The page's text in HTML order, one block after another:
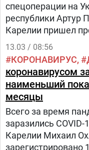
спецоперации на
республики Артур
Карелии пришел
Кириллом
спецоперации на
Парфенчиков
республики,
российских войск
села Деревянное
командиром
взвода, сообщил
как погиб на
13.03 / 08:56
КОРОНАВИРУС
коронавирусом
наименьший
месяцы
Всего за время
заразились
Карелии Михаил
зарегистрировано